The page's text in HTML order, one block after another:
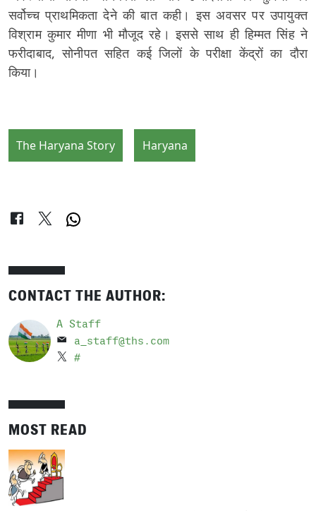
सर्वोच्च प्राथमिकता देने की बात कही। इस अवसर पर उपायुक्त
विश्राम कुमार मीणा भी मौजूद रहे। इससे साथ ही हिम्मत सिंह ने
फरीदाबाद, सोनीपत सहित कई जिलों के परीक्षा केंद्रों का दौरा
किया।
The Haryana Story Haryana
CONTACT THE AUTHOR:
A Staff
a_staff@ths.com
#
MOST READ